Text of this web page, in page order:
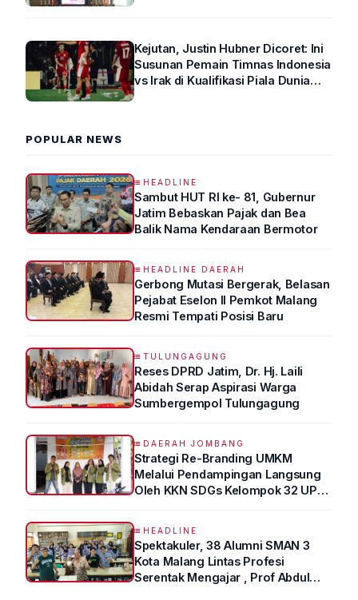
Kejutan, Justin Hubner Dicoret: Ini
Susunan Pemain Timnas Indonesia
vs Irak di Kualifikasi Piala Dunia
POPULAR NEWS
HEADLINE
Sambut HUT RI ke- 81, Gubernur
Jatim Bebaskan Pajak dan Bea
Balik Nama Kendaraan Bermotor
HEADLINE DAERAH
Gerbong Mutasi Bergerak, Belasan
Pejabat Eselon II Pemkot Malang
Resmi Tempati Posisi Baru
TULUNGAGUNG
Reses DPRD Jatim, Dr. Hj. Laili
Abidah Serap Aspirasi Warga
Sumbergempol Tulungagung
DAERAH JOMBANG
Strategi Re-Branding UMKM
Melalui Pendampingan Langsung
Oleh KKN SDGs Kelompok 32 UPN
HEADLINE
Spektakuler, 38 Alumni SMAN 3
Kota Malang Lintas Profesi
Serentak Mengajar , Prof Abdul